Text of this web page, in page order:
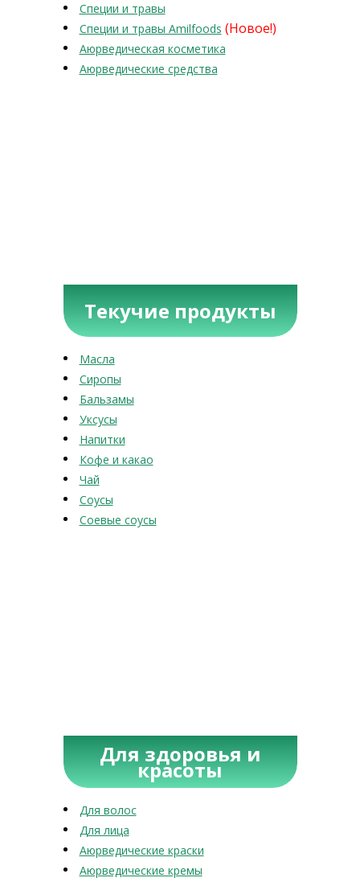
Специи и травы
Специи и травы Amilfoods (Новое!)
Аюрведическая косметика
Аюрведические средства
Текучие продукты
Масла
Сиропы
Бальзамы
Уксусы
Напитки
Кофе и какао
Чай
Соусы
Соевые соусы
Для здоровья и
красоты
Для волос
Для лица
Аюрведические краски
Аюрведические кремы